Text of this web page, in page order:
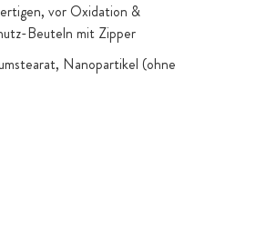
vor Oxidation &
Beuteln mit Zipper
Nanopartikel (ohne